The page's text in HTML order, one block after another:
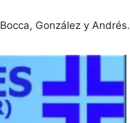
González y Andrés.